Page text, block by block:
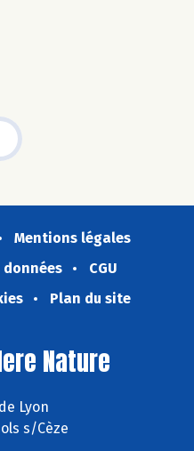
Mentions légales
CGU
Plan du site
Nature
Lyon
s/Cèze